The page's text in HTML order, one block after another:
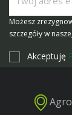
Możesz
szczegóły w
Akceptuję